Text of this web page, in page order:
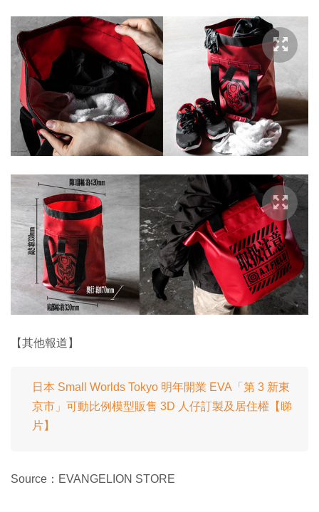
【其他報道】
日本 Small Worlds Tokyo 明年開業 EVA「第 3 新東
京市」可動比例模型販售 3D 人仔訂製及居住權【睇
片】
Source：EVANGELION STORE